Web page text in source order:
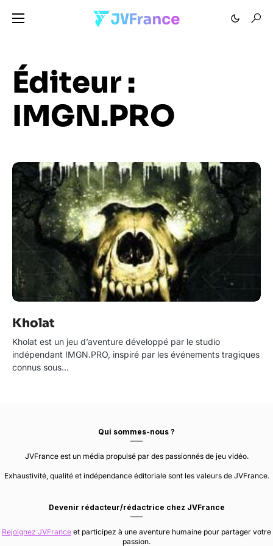
Éditeur :
IMGN.PRO
Kholat
Kholat est un jeu d’aventure développé par le studio
indépendant IMGN.PRO, inspiré par les événements tragiques
connus sous…
Qui sommes-nous ?
JVFrance est un média propulsé par des passionnés de jeu vidéo.
Exhaustivité, qualité et indépendance éditoriale sont les valeurs de JVFrance.
Devenir rédacteur/rédactrice chez JVFrance
Rejoignez JVFrance et participez à une aventure humaine pour partager votre
passion.